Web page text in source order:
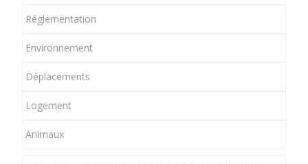
Réglementation
Environnement
Déplacements
Logement
Animaux